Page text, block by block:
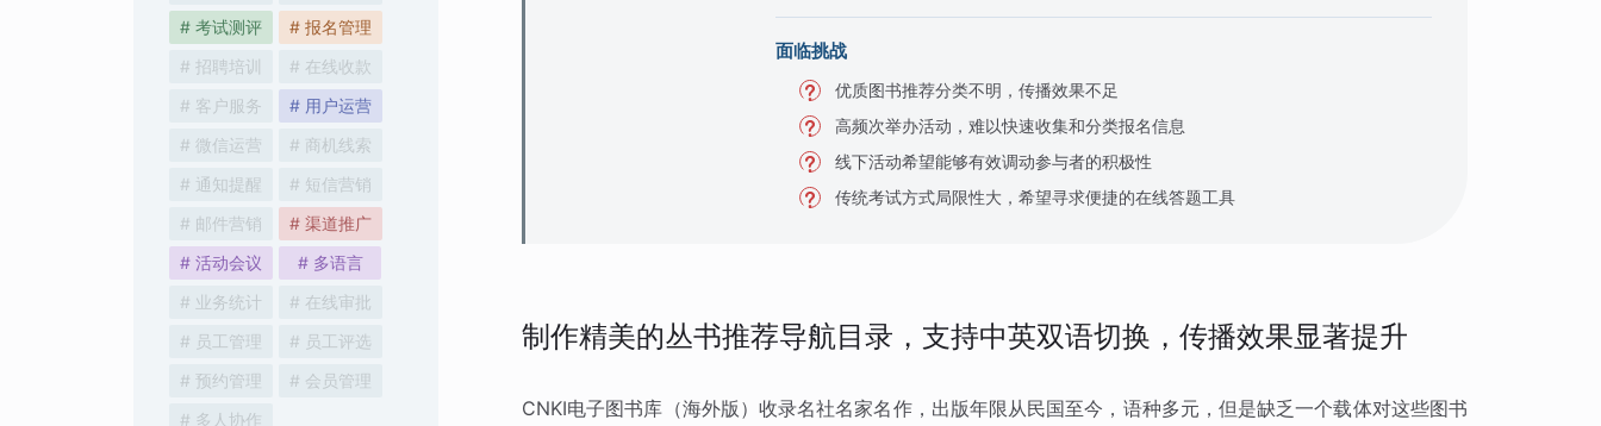
# 考试测评
# 报名管理
# 招聘培训
# 在线收款
# 客户服务
# 用户运营
# 微信运营
# 商机线索
# 通知提醒
# 短信营销
# 邮件营销
# 渠道推广
# 活动会议
# 多语言
# 业务统计
# 在线审批
# 员工管理
# 员工评选
# 预约管理
# 会员管理
# 多人协作
面临挑战
优质图书推荐分类不明，传播效果不足
高频次举办活动，难以快速收集和分类报名信息
线下活动希望能够有效调动参与者的积极性
传统考试方式局限性大，希望寻求便捷的在线答题工具
制作精美的丛书推荐导航目录，支持中英双语切换，传播效果显著提升
CNKI电子图书库（海外版）收录名社名家名作，出版年限从民国至今，语种多元，但是缺乏一个载体对这些图书